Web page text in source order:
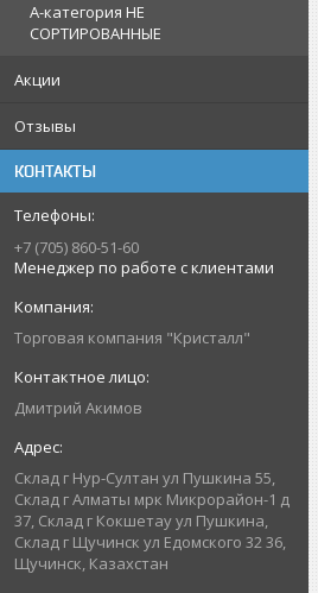
A-категория НЕ
СОРТИРОВАННЫЕ
Акции
Отзывы
КОНТАКТЫ
+7 (705) 860-51-60
Менеджер по работе с клиентами
Торговая компания "Кристалл"
Дмитрий Акимов
Склад г Нур-Султан ул Пушкина 55,
Склад г Алматы мрк Микрорайон-1 д
37, Склад г Кокшетау ул Пушкина,
Склад г Щучинск ул Едомского 32 36,
Щучинск, Казахстан